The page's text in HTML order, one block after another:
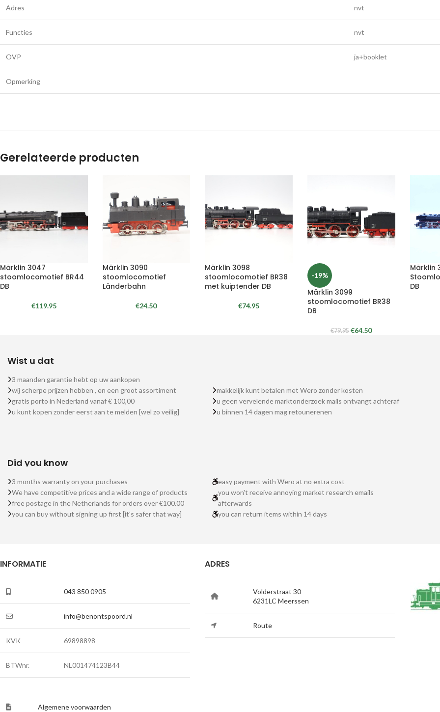
Adres nvt
Functies nvt
OVP ja+booklet
Opmerking
Gerelateerde producten
Märklin 3047
stoomlocomotief BR44
DB
€119.95
Märklin 3090
stoomlocomotief
Länderbahn
€24.50
Märklin 3098
stoomlocomotief BR38
met kuiptender DB
€74.95
-19%
Märklin 3099
stoomlocomotief BR38
DB
€79.95 €64.50
Märklin
DB
Wist u dat
3 maanden garantie hebt op uw aankopen
wij scherpe prijzen hebben , en een groot assortiment
gratis porto in Nederland vanaf € 100,00
u kunt kopen zonder eerst aan te melden [wel zo veilig]
makkelijk kunt betalen met Wero zonder kosten
u geen vervelende marktonderzoek mails ontvangt achteraf
u binnen 14 dagen mag retounerenen
Did you know
3 months warranty on your purchases
We have competitive prices and a wide range of products
free postage in the Netherlands for orders over €100.00
you can buy without signing up first [it's safer that way]
easy payment with Wero at no extra cost
you won't receive annoying market research emails
afterwards
you can return items within 14 days
INFORMATIE
043 850 0905
info@benontspoord.nl
KVK 69898898
BTWnr. NL001474123B44
Algemene voorwaarden
ADRES
Volderstraat 30
6231LC Meerssen
Route